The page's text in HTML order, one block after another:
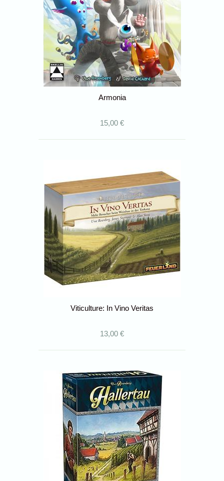
Armonia
15,00 €
Viticulture: In Vino Veritas
13,00 €